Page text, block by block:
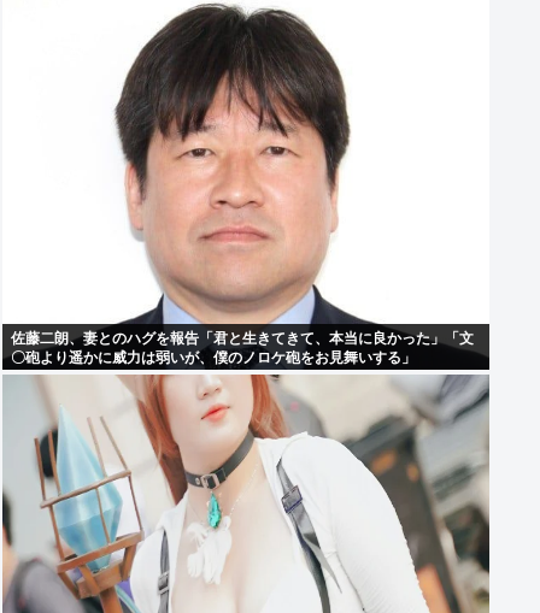
佐藤二朗、妻とのハグを報告「君と生きてきて、本当に良かった」「文
〇砲より遥かに威力は弱いが、僕のノロケ砲をお見舞いする」